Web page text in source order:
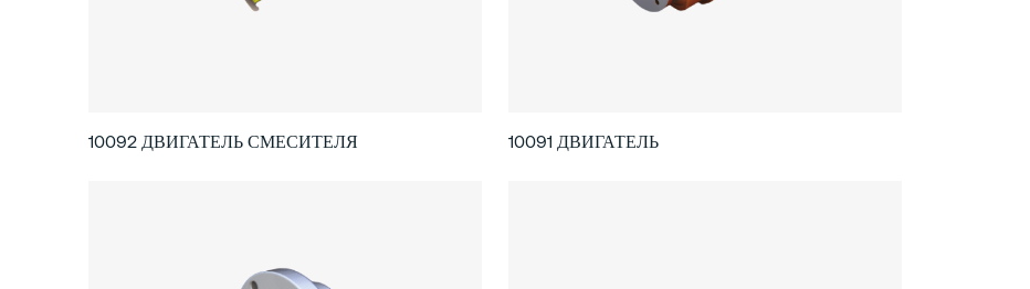
10092 ДВИГАТЕЛЬ СМЕСИТЕЛЯ 10091 ДВИГАТЕЛЬ